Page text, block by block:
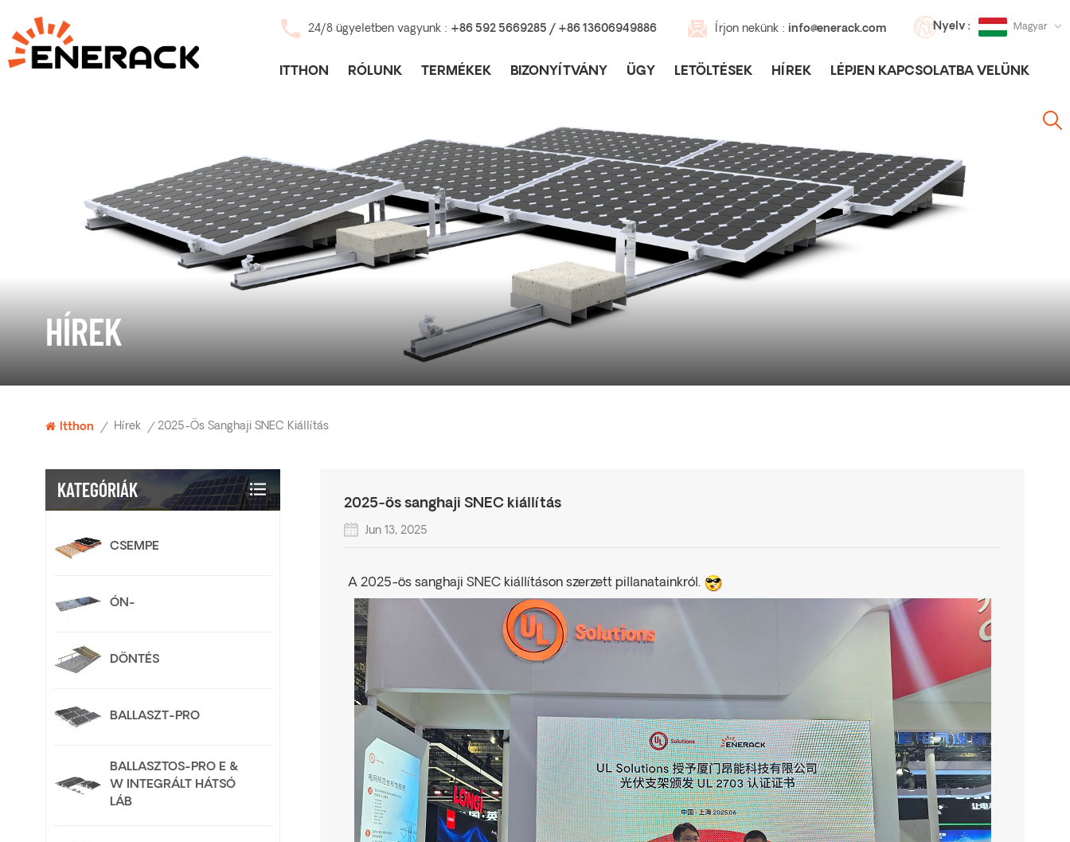
24/8 ügyeletben vagyunk : +86 592 5669285 / +86 13606949886 Írjon nekünk : info@enerack.com Nyelv : Magyar
ITTHON RÓLUNK TERMÉKEK BIZONYÍTVÁNY ÜGY LETÖLTÉSEK HÍREK LÉPJEN KAPCSOLATBA VELÜNK
HÍREK
Itthon / Hírek / 2025-Ös Sanghaji SNEC Kiállítás
2025-ös sanghaji SNEC kiállítás
Jun 13, 2025
A 2025-ös sanghaji SNEC kiállításon szerzett pillanatainkról.
KATEGÓRIÁK
CSEMPE
ÓN-
DÖNTÉS
BALLASZT-PRO
BALLASZTOS-PRO E &
W INTEGRÁLT HÁTSÓ
LÁB